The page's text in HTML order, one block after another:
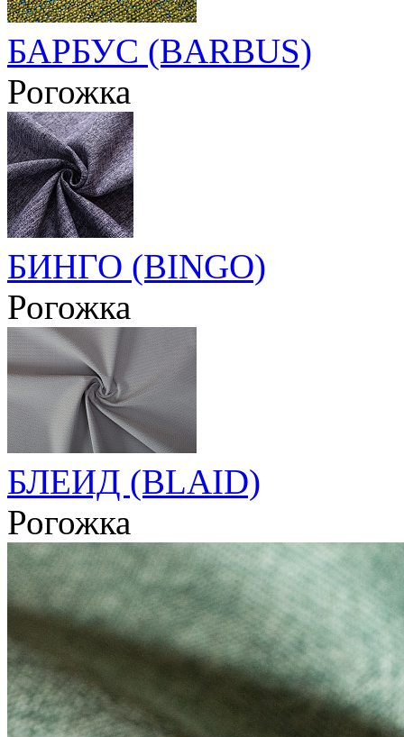
БАРБУС (BARBUS)
Рогожка
БИНГО (BINGO)
Рогожка
БЛЕИД (BLAID)
Рогожка